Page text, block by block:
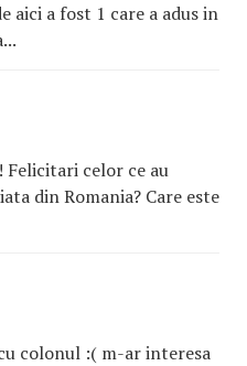
aici a fost 1 care a adus in
Felicitari celor ce au
din Romania? Care este
colonul :( m-ar interesa